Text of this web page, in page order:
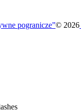
pogranicze”© 2026